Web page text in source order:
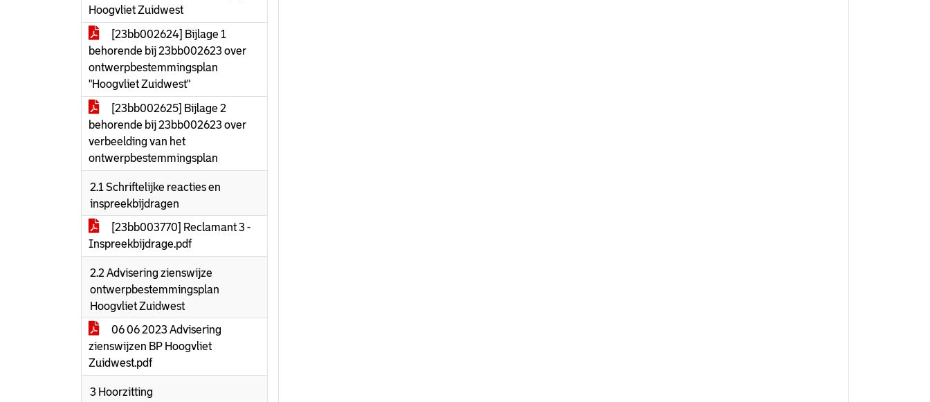
Hoogvliet Zuidwest
[23bb002624] Bijlage 1
behorende bij 23bb002623 over
ontwerpbestemmingsplan
"Hoogvliet Zuidwest"
[23bb002625] Bijlage 2
behorende bij 23bb002623 over
verbeelding van het
ontwerpbestemmingsplan
2.1 Schriftelijke reacties en
inspreekbijdragen
[23bb003770] Reclamant 3 -
Inspreekbijdrage.pdf
2.2 Advisering zienswijze
ontwerpbestemmingsplan
Hoogvliet Zuidwest
06 06 2023 Advisering
zienswijzen BP Hoogvliet
Zuidwest.pdf
3 Hoorzitting